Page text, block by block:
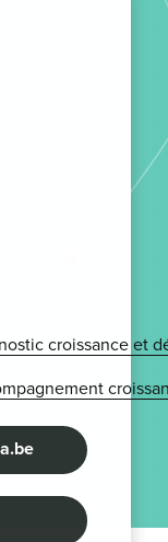
croissance et